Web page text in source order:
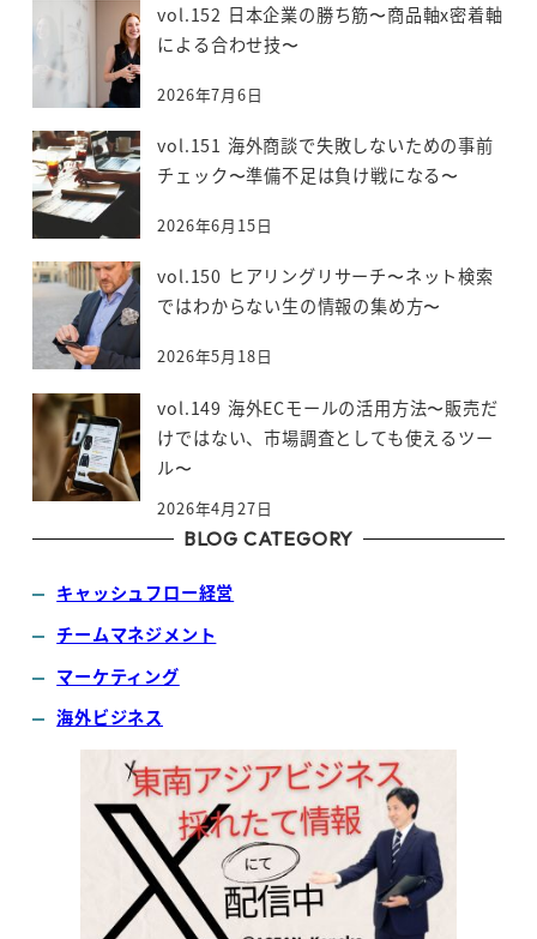
vol.152 日本企業の勝ち筋〜商品軸x密着軸
による合わせ技〜
2026年7月6日
vol.151 海外商談で失敗しないための事前
チェック〜準備不足は負け戦になる〜
2026年6月15日
vol.150 ヒアリングリサーチ〜ネット検索
ではわからない生の情報の集め方〜
2026年5月18日
vol.149 海外ECモールの活用方法〜販売だ
けではない、市場調査としても使えるツー
ル〜
2026年4月27日
BLOG CATEGORY
キャッシュフロー経営
チームマネジメント
マーケティング
海外ビジネス